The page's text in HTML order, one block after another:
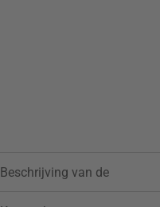
Beschrijving van de